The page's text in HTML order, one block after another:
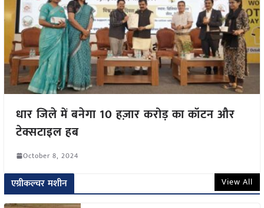
धार जिले में बनेगा 10 हज़ार करोड़ का कॉटन और
टेक्सटाइल हब
October 8, 2024
एग्रीकल्चर मशीन View All